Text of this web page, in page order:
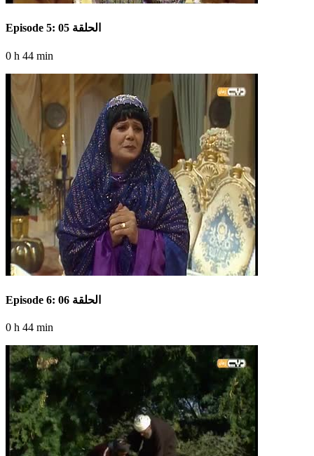
Episode 5: الحلقة 05
0 h 44 min
Episode 6: الحلقة 06
0 h 44 min